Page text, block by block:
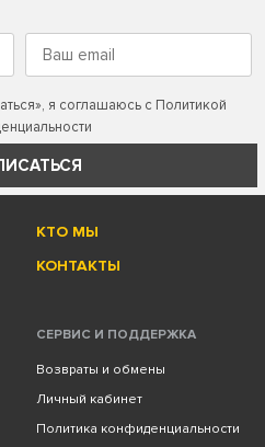
я соглашаюсь с Политикой
КТО МЫ
КОНТАКТЫ
СЕРВИС И ПОДДЕРЖКА
Возвраты и обмены
Личный кабинет
Политика конфиденциальности